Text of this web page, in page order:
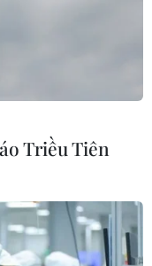
Triều Tiên